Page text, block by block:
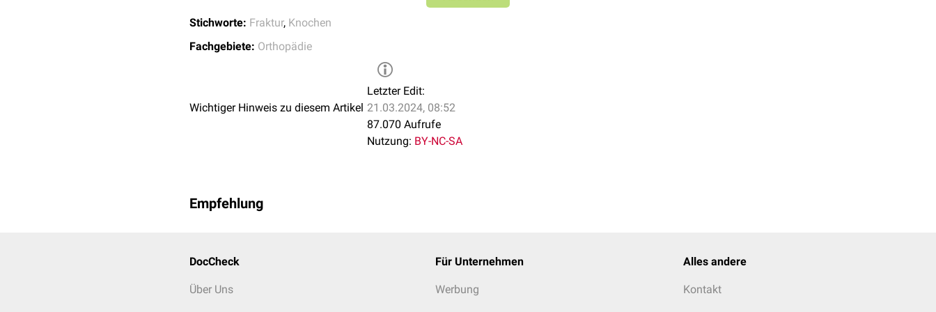
Infektionen
der Wunde
Gewebeschäden
Sauerstoffmangel
Stichworte: Fraktur, Knochen
Fachgebiete: Orthopädie
Wichtiger Hinweis zu diesem Artikel
Letzter Edit:
21.03.2024, 08:52
87.070 Aufrufe
Nutzung: BY-NC-SA
Empfehlung
DocCheck
Über Uns
Für Unternehmen
Werbung
Alles andere
Kontakt